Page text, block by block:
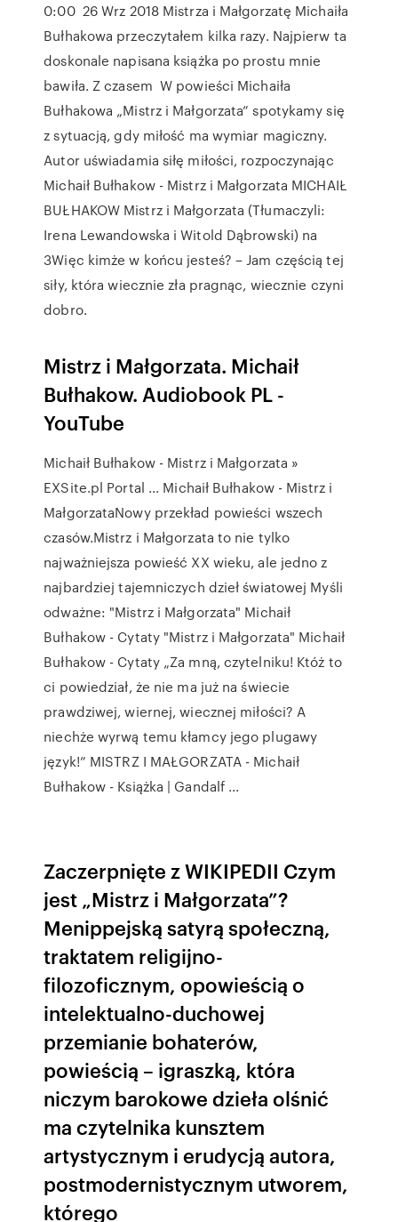
0:00 26 Wrz 2018 Mistrza i Małgorzatę Michaiła
Bułhakowa przeczytałem kilka razy. Najpierw ta
doskonale napisana książka po prostu mnie
bawiła. Z czasem W powieści Michaiła
Bułhakowa „Mistrz i Małgorzata” spotykamy się
z sytuacją, gdy miłość ma wymiar magiczny.
Autor uświadamia siłę miłości, rozpoczynając
Michaił Bułhakow - Mistrz i Małgorzata MICHAIŁ
BUŁHAKOW Mistrz i Małgorzata (Tłumaczyli:
Irena Lewandowska i Witold Dąbrowski) na
3Więc kimże w końcu jesteś? – Jam częścią tej
siły, która wiecznie zła pragnąc, wiecznie czyni
dobro.
Mistrz i Małgorzata. Michaił
Bułhakow. Audiobook PL -
YouTube
Michaił Bułhakow - Mistrz i Małgorzata »
EXSite.pl Portal ... Michaił Bułhakow - Mistrz i
MałgorzataNowy przekład powieści wszech
czasów.Mistrz i Małgorzata to nie tylko
najważniejsza powieść XX wieku, ale jedno z
najbardziej tajemniczych dzieł światowej Myśli
odważne: "Mistrz i Małgorzata" Michaił
Bułhakow - Cytaty "Mistrz i Małgorzata" Michaił
Bułhakow - Cytaty „Za mną, czytelniku! Któż to
ci powiedział, że nie ma już na świecie
prawdziwej, wiernej, wiecznej miłości? A
niechże wyrwą temu kłamcy jego plugawy
język!” MISTRZ I MAŁGORZATA - Michaił
Bułhakow - Książka | Gandalf ...
Zaczerpnięte z WIKIPEDII Czym
jest „Mistrz i Małgorzata”?
Menippejską satyrą społeczną,
traktatem religijno-
filozoficznym, opowieścią o
intelektualno-duchowej
przemianie bohaterów,
powieścią – igraszką, która
niczym barokowe dzieła olśnić
ma czytelnika kunsztem
artystycznym i erudycją autora,
postmodernistycznym utworem,
którego